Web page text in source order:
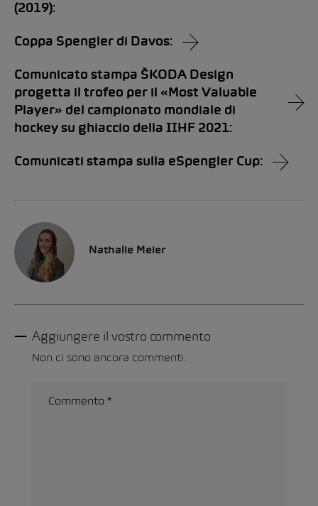
(2019):
Coppa Spengler di Davos:
Comunicato stampa ŠKODA Design
progetta il trofeo per il «Most Valuable
Player» del campionato mondiale di
hockey su ghiaccio della IIHF 2021:
Comunicati stampa sulla eSpengler Cup:
Nathalie Meier
Aggiungere il vostro commento
Non ci sono ancora commenti.